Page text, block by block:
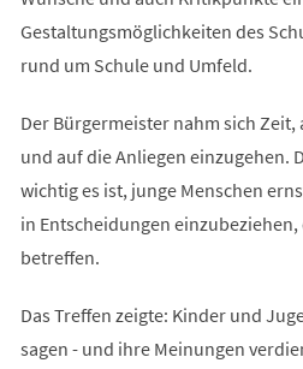
Gestaltungsmöglichkeiten des
rund um Schule und Umfeld.
Der Bürgermeister nahm sich
und auf die Anliegen einzugehen.
wichtig es ist, junge Menschen
in Entscheidungen
betreffen.
Das Treffen zeigte: Kinder und
sagen - und ihre Meinungen